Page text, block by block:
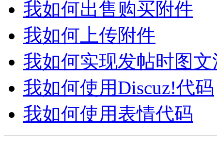
我如何出售购买附件
我如何上传附件
我如何实现发帖时图
我如何使用Discuz!代码
我如何使用表情代码